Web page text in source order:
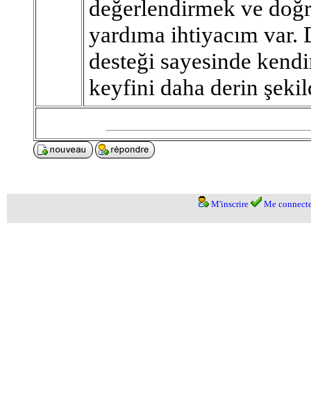
değerlendirmek ve
yardıma ihtiyacım
desteği sayesinde
keyfini daha derin
M'inscrire Me